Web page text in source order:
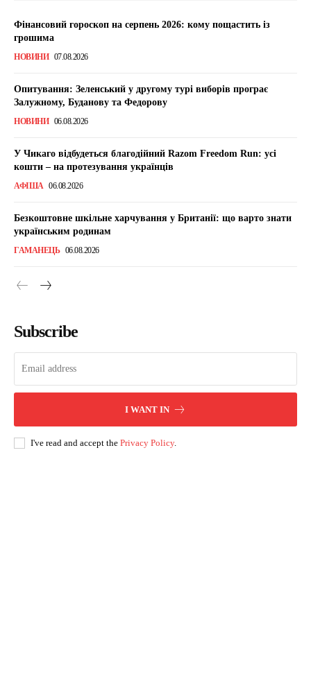
Фінансовий гороскоп на серпень 2026: кому пощастить із
грошима
НОВИНИ 07.08.2026
Опитування: Зеленський у другому турі виборів програє
Залужному, Буданову та Федорову
НОВИНИ 06.08.2026
У Чикаго відбудеться благодійний Razom Freedom Run: усі
кошти – на протезування українців
АФІША 06.08.2026
Безкоштовне шкільне харчування у Британії: що варто знати
українським родинам
ГАМАНЕЦЬ 06.08.2026
Subscribe
I WANT IN
I've read and accept the Privacy Policy.